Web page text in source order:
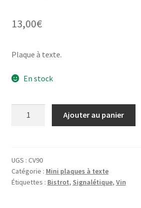
13,00€
Plaque à texte.
En stock
Ajouter au panier
UGS : CV90
Catégorie : Mini plaques à texte
Étiquettes : Bistrot, Signalétique, Vin